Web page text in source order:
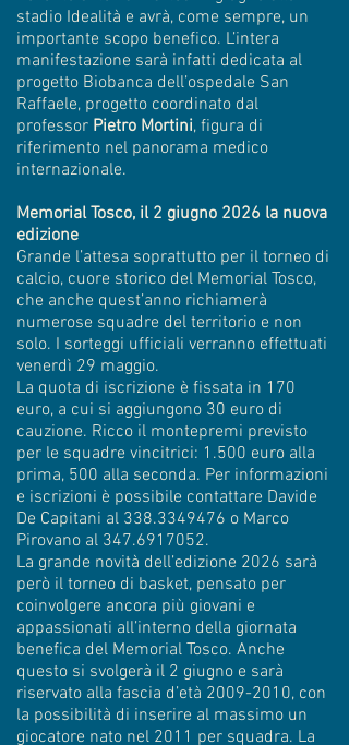
stadio Idealità e avrà, come sempre, un
importante scopo benefico. L’intera
manifestazione sarà infatti dedicata al
progetto Biobanca dell’ospedale San
Raffaele, progetto coordinato dal
professor Pietro Mortini, figura di
riferimento nel panorama medico
internazionale.
Memorial Tosco, il 2 giugno 2026 la nuova
edizione
Grande l’attesa soprattutto per il torneo di
calcio, cuore storico del Memorial Tosco,
che anche quest’anno richiamerà
numerose squadre del territorio e non
solo. I sorteggi ufficiali verranno effettuati
venerdì 29 maggio.
La quota di iscrizione è fissata in 170
euro, a cui si aggiungono 30 euro di
cauzione. Ricco il montepremi previsto
per le squadre vincitrici: 1.500 euro alla
prima, 500 alla seconda. Per informazioni
e iscrizioni è possibile contattare Davide
De Capitani al 338.3349476 o Marco
Pirovano al 347.6917052.
La grande novità dell’edizione 2026 sarà
però il torneo di basket, pensato per
coinvolgere ancora più giovani e
appassionati all’interno della giornata
benefica del Memorial Tosco. Anche
questo si svolgerà il 2 giugno e sarà
riservato alla fascia d’età 2009-2010, con
la possibilità di inserire al massimo un
giocatore nato nel 2011 per squadra. La